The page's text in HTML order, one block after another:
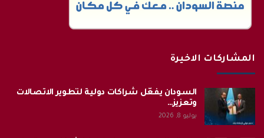
المشاركات الاخيرة
السودان يفعّل شراكات دولية لتطوير الاتصالات
وتعزيز…
يوليو 8, 2026